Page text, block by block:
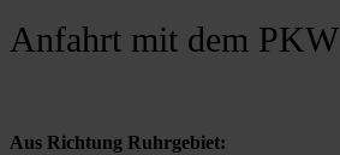
Anfahrt mit dem PKW
Aus Richtung Ruhrgebiet: